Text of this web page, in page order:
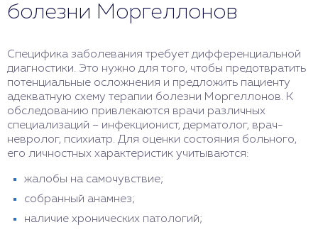
болезни Моргеллонов
Специфика заболевания требует дифференциальной
диагностики. Это нужно для того, чтобы предотвратить
потенциальные осложнения и предложить пациенту
адекватную схему терапии болезни Моргеллонов. К
обследованию привлекаются врачи различных
специализаций – инфекционист, дерматолог, врач-
невролог, психиатр. Для оценки состояния больного,
его личностных характеристик учитываются:
жалобы на самочувствие;
собранный анамнез;
наличие хронических патологий;